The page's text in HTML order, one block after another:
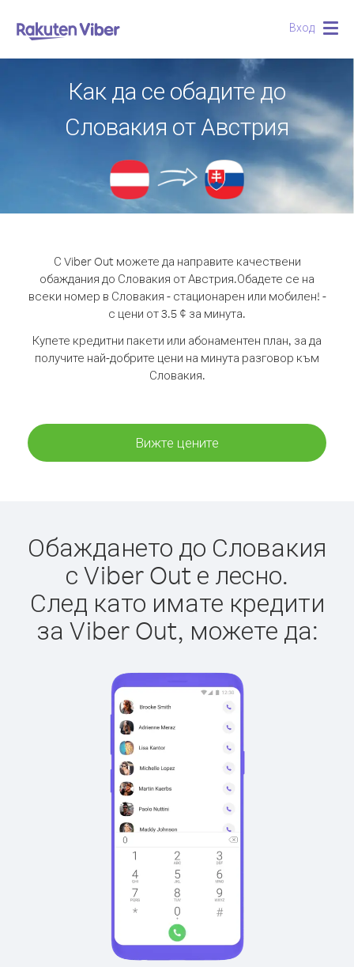
Вход
Как да се обадите до
Словакия от Австрия
С Viber Out можете да направите качествени
обаждания до Словакия от Австрия.Обадете се на
всеки номер в Словакия - стационарен или мобилен! -
с цени от 3.5 ¢ за минута.
Купете кредитни пакети или абонаментен план, за да
получите най-добрите цени на минута разговор към
Словакия.
Вижте цените
Обаждането до Словакия
с Viber Out е лесно.
След като имате кредити
за Viber Out, можете да: